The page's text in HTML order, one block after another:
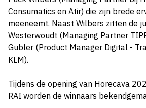
Consumatics en Atir) die zijn brede
meeneemt. Naast Wilbers zitten de
Westerwoudt (Managing Partner
Gubler (Product Manager Digital -
KLM).
Tijdens de opening van Horecava
RAI worden de winnaars